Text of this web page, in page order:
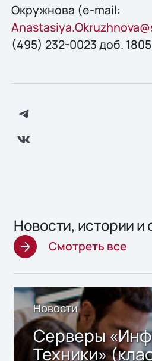
Окружнова (e-mail:
(495) 232-0023 доб.
Новости, истории и
Смотреть все
Новости
Серверы
Техники»